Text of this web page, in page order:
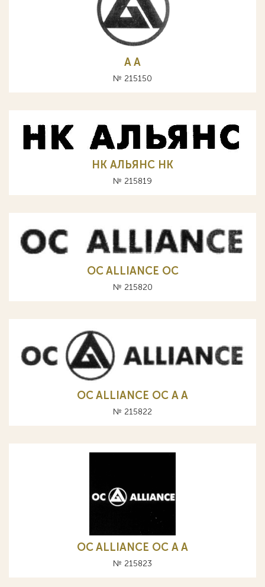
A А
№ 215150
НК АЛЬЯНС HK
№ 215819
OC ALLIANCE ОС
№ 215820
OC ALLIANCE ОС A А
№ 215822
OC ALLIANCE ОС A А
№ 215823